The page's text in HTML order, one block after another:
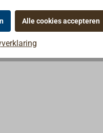
werken met de
verjongen,
van
touw zonder kern
en andere
Alle cookies accepteren